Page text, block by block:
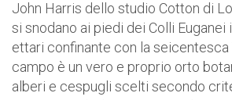
John Harris dello studio Cotton di
si snodano ai piedi dei Colli Euganei
ettari confinante con la seicentesca
campo è un vero e proprio orto
alberi e cespugli scelti secondo